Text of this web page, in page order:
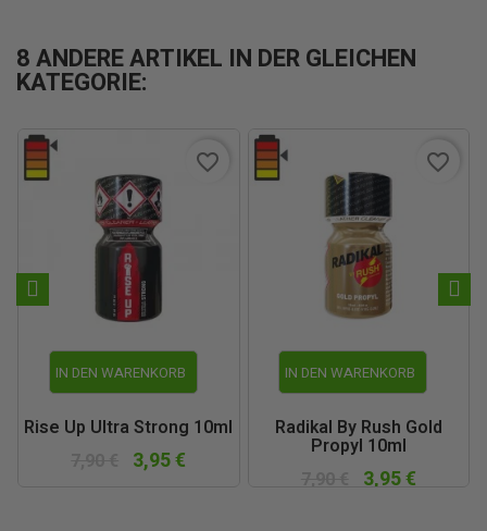
8 ANDERE ARTIKEL IN DER GLEICHEN
KATEGORIE:
IN DEN WARENKORB
Rise Up Ultra Strong 10ml
3,95 €
favorite_border
IN DEN WARENKORB
Radikal By Rush Gold
Propyl 10ml
3,95 €
favorite_border